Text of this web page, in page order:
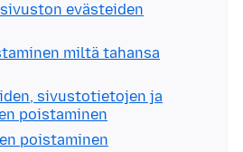
evästeiden
miltä tahansa
sivustotietojen ja
poistaminen
poistaminen